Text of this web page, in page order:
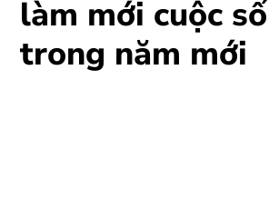
làm mới cuộc
trong năm mới